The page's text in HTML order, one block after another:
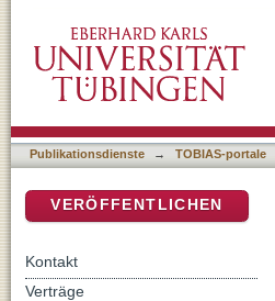
Christologie
Publikationsdienste → TOBIAS-portale
VERÖFFENTLICHEN
Kontakt
Verträge